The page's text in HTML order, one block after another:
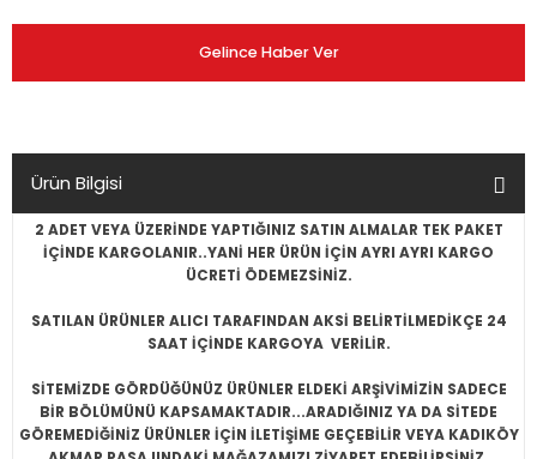
Gelince Haber Ver
Ürün Bilgisi
2 ADET VEYA ÜZERİNDE YAPTIĞINIZ SATIN ALMALAR TEK PAKET
İÇİNDE KARGOLANIR..YANİ HER ÜRÜN İÇİN AYRI AYRI KARGO
ÜCRETİ ÖDEMEZSİNİZ.
SATILAN ÜRÜNLER ALICI TARAFINDAN AKSİ BELİRTİLMEDİKÇE 24
SAAT İÇİNDE KARGOYA VERİLİR.
SİTEMİZDE GÖRDÜĞÜNÜZ ÜRÜNLER ELDEKİ ARŞİVİMİZİN SADECE
BİR BÖLÜMÜNÜ KAPSAMAKTADIR...ARADIĞINIZ YA DA SİTEDE
GÖREMEDİĞİNİZ ÜRÜNLER İÇİN İLETİŞİME GEÇEBİLİR VEYA KADIKÖY